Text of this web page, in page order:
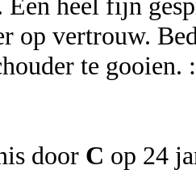
Een heel fijn
op vertrouw.
te gooien.
door C op 24